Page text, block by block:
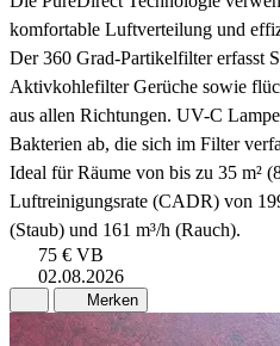
komfortable Luftverteilung und
Der 360 Grad-Partikelfilter erfasst
Aktivkohlefilter Gerüche sowie
aus allen Richtungen. UV-C
Bakterien ab, die sich im Filter
Ideal für Räume von bis zu 35 m²
Luftreinigungsrate (CADR) von
(Staub) und 161 m³/h (Rauch).
75 € VB
02.08.2026
Merken